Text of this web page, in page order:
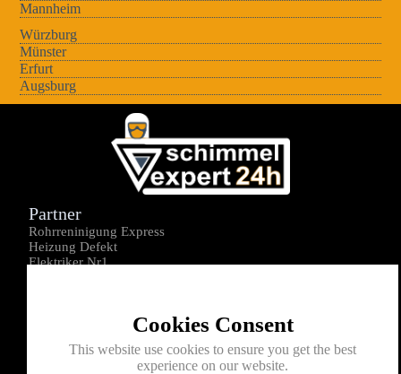
Mannheim
Würzburg
Münster
Erfurt
Augsburg
Cookies Consent
This website use cookies to ensure you get the best
experience on our website.
Partner
Rohrreninigung Express
Heizung Defekt
Elektriker Nr1
Kontakt